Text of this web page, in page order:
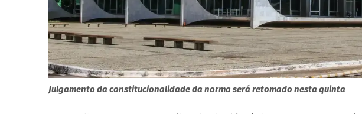
Julgamento da constitucionalidade da norma será retomado nesta quinta